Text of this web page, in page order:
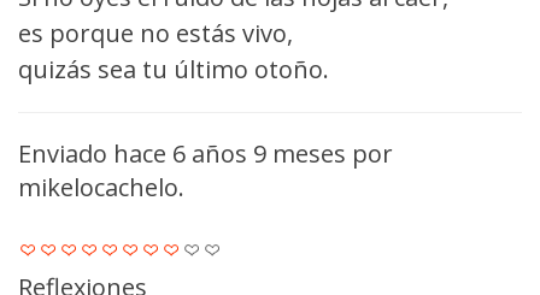
es porque no estás vivo,
quizás sea tu último otoño.
Enviado hace 6 años 9 meses por
mikelocachelo.
Reflexiones